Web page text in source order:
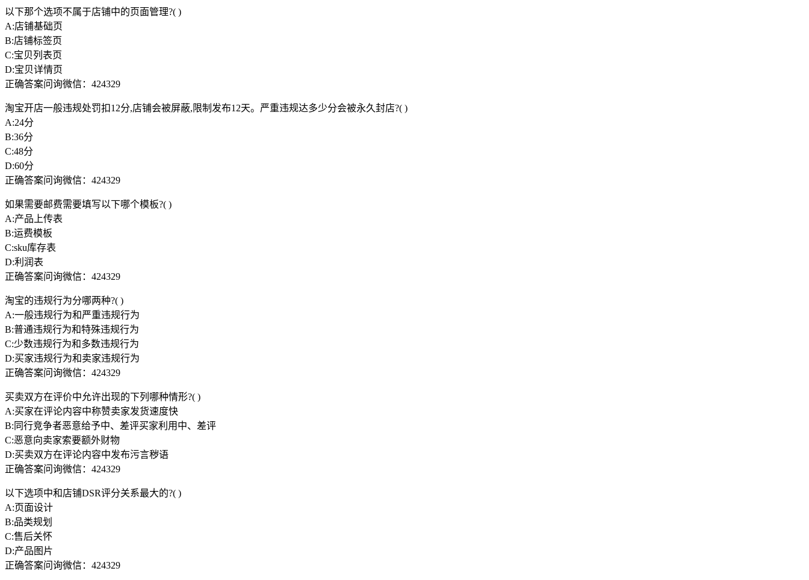
以下那个选项不属于店铺中的页面管理?( )
A:店铺基础页
B:店铺标签页
C:宝贝列表页
D:宝贝详情页
正确答案问询微信：424329
淘宝开店一般违规处罚扣12分,店铺会被屏蔽,限制发布12天。严重违规达多少分会被永久封店?( )
A:24分
B:36分
C:48分
D:60分
正确答案问询微信：424329
如果需要邮费需要填写以下哪个模板?( )
A:产品上传表
B:运费模板
C:sku库存表
D:利润表
正确答案问询微信：424329
淘宝的违规行为分哪两种?( )
A:一般违规行为和严重违规行为
B:普通违规行为和特殊违规行为
C:少数违规行为和多数违规行为
D:买家违规行为和卖家违规行为
正确答案问询微信：424329
买卖双方在评价中允许出现的下列哪种情形?( )
A:买家在评论内容中称赞卖家发货速度快
B:同行竞争者恶意给予中、差评买家利用中、差评
C:恶意向卖家索要额外财物
D:买卖双方在评论内容中发布污言秽语
正确答案问询微信：424329
以下选项中和店铺DSR评分关系最大的?( )
A:页面设计
B:品类规划
C:售后关怀
D:产品图片
正确答案问询微信：424329